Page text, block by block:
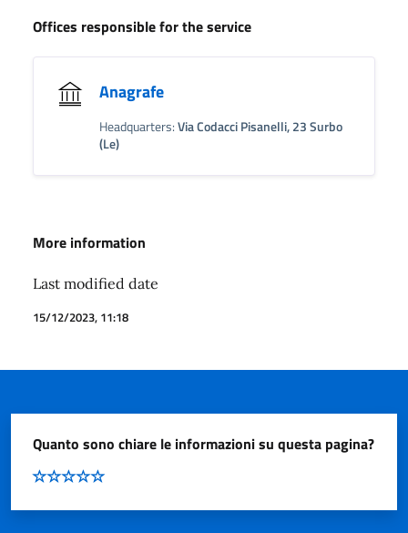
Offices responsible for the service
Anagrafe
Headquarters:Via Codacci Pisanelli, 23 Surbo
(Le)
More information
Last modified date
15/12/2023, 11:18
Quanto sono chiare le informazioni su questa pagina?